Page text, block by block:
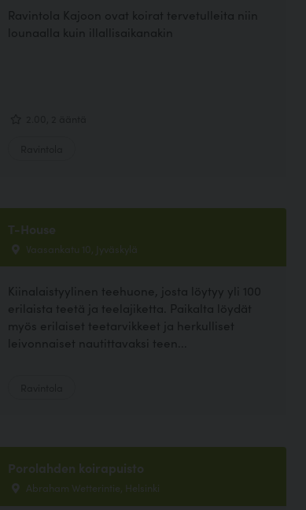
Ravintola Kajoon ovat koirat tervetulleita niin
lounaalla kuin illallisaikanakin
T-House
Vaasankatu 10, Jyväskylä
Kiinalaistyylinen teehuone, josta löytyy yli 100
erilaista teetä ja teelajiketta. Paikalta löydät
myös erilaiset teetarvikkeet ja herkulliset
leivonnaiset nautittavaksi teen...
Porolahden koirapuisto
Abraham Wetterintie, Helsinki